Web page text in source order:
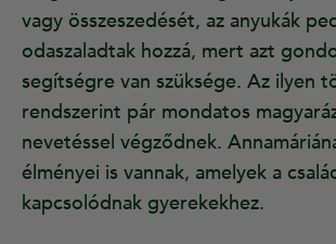
vagy összeszedését, az anyukák
odaszaladtak hozzá, mert azt
segítségre van szüksége. Az ilyen
rendszerint pár mondatos
nevetéssel végződnek.
élményei is vannak, amelyek a
kapcsolódnak gyerekekhez.